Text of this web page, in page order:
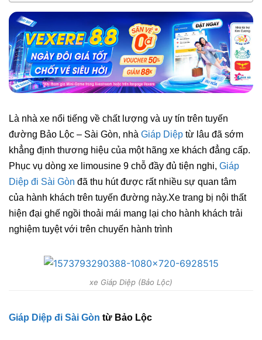
Là nhà xe nổi tiếng về chất lượng và uy tín trên tuyến
đường Bảo Lộc – Sài Gòn, nhà Giáp Diệp từ lâu đã sớm
khẳng định thương hiệu của một hãng xe khách đẳng cấp.
Phục vụ dòng xe limousine 9 chỗ đầy đủ tiện nghi, Giáp
Diệp đi Sài Gòn đã thu hút được rất nhiều sự quan tâm
của hành khách trên tuyến đường này.Xe trang bị nội thất
hiện đại ghế ngồi thoải mái mang lại cho hành khách trải
nghiệm tuyệt với trên chuyến hành trình
xe Giáp Diệp (Bảo Lộc)
Giáp Diệp đi Sài Gòn từ Bảo Lộc